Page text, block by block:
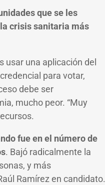
que se les
crisis sanitaria más
una aplicación del
para votar,
debe ser
mucho peor. “Muy
fue en el número de
. Bajó radicalmente la
y más
Ramírez en candidato.